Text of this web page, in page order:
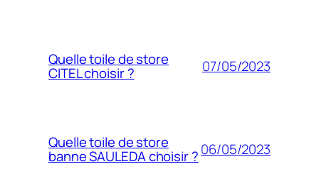
Quelle toile de store
CITEL choisir ? 07/05/2023
Quelle toile de store
banne SAULEDA choisir ?06/05/2023